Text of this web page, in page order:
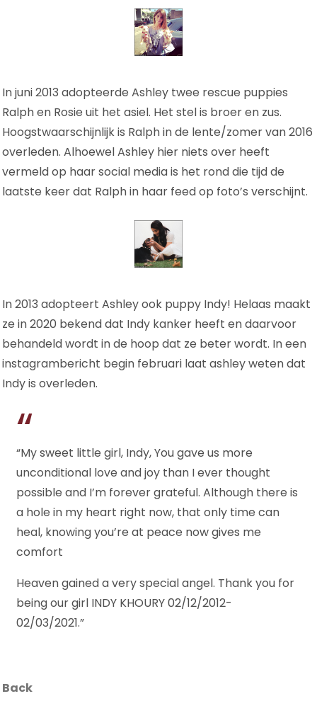
In juni 2013 adopteerde Ashley twee rescue puppies
Ralph en Rosie uit het asiel. Het stel is broer en zus.
Hoogstwaarschijnlijk is Ralph in de lente/zomer van 2016
overleden. Alhoewel Ashley hier niets over heeft
vermeld op haar social media is het rond die tijd de
laatste keer dat Ralph in haar feed op foto’s verschijnt.
In 2013 adopteert Ashley ook puppy Indy! Helaas maakt
ze in 2020 bekend dat Indy kanker heeft en daarvoor
behandeld wordt in de hoop dat ze beter wordt. In een
instagrambericht begin februari laat ashley weten dat
Indy is overleden.
“My sweet little girl, Indy, You gave us more
unconditional love and joy than I ever thought
possible and I’m forever grateful. Although there is
a hole in my heart right now, that only time can
heal, knowing you’re at peace now gives me
comfort
Heaven gained a very special angel. Thank you for
being our girl INDY KHOURY 02/12/2012-
02/03/2021.”
Back